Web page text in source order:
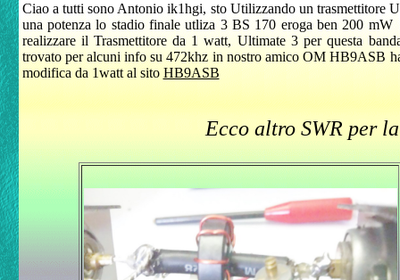
Ciao a tutti sono Antonio ik1hgi, sto Utilizzando un trasmettitore
una potenza lo stadio finale utliza 3 BS 170 eroga ben 200
realizzare il Trasmettitore da 1 watt, Ultimate 3 per questa
trovato per alcuni info su 472khz in nostro amico OM HB9ASB
modifica da 1watt al sito HB9ASB
Ecco altro SWR per